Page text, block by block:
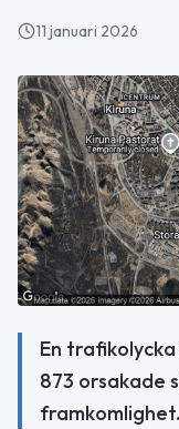
11 januari 2026
En
873 orsakade